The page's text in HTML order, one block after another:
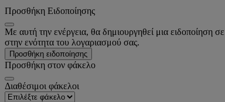
Προσθήκη Ειδοποίησης
Με αυτή την ενέργεια, θα δημιουργηθεί μια ειδοποίηση
στην ενότητα του λογαριασμού σας.
Προσθήκη ειδοποίησης
Προσθήκη στον φάκελο
Διαθέσιμοι φάκελοι